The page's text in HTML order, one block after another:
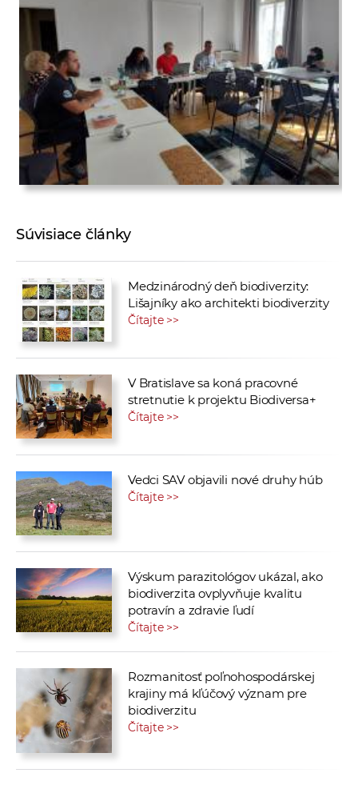
Súvisiace články
Medzinárodný deň biodiverzity:
Lišajníky ako architekti biodiverzity
Čítajte >>
V Bratislave sa koná pracovné
stretnutie k projektu Biodiversa+
Čítajte >>
Vedci SAV objavili nové druhy húb
Čítajte >>
Výskum parazitológov ukázal, ako
biodiverzita ovplyvňuje kvalitu
potravín a zdravie ľudí
Čítajte >>
Rozmanitosť poľnohospodárskej
krajiny má kľúčový význam pre
biodiverzitu
Čítajte >>